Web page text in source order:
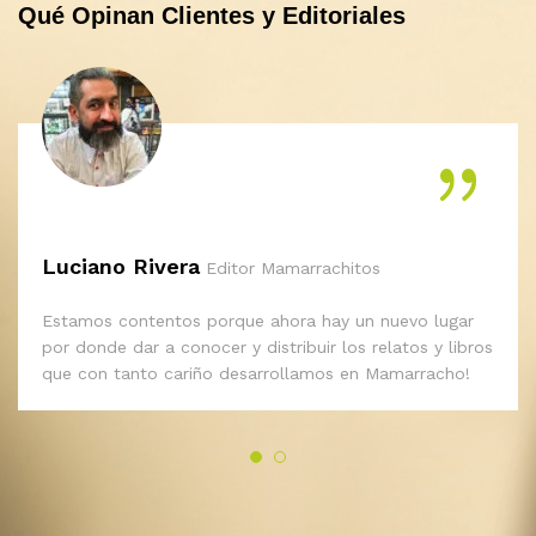
WIRIN COMICS
En el Mar
4.500
Qué Opinan Clientes y Editoriales
Luciano Rivera Editor Mamarrachitos
Estamos contentos porque ahora hay un nuevo lugar
por donde dar a conocer y distribuir los relatos y libros
que con tanto cariño desarrollamos en Mamarracho!